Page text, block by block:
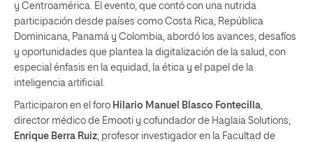
y Centroamérica. El evento, que contó con una nutrida
participación desde países como Costa Rica, República
Dominicana, Panamá y Colombia, abordó los avances, desafíos
y oportunidades que plantea la digitalización de la salud, con
especial énfasis en la equidad, la ética y el papel de la
inteligencia artificial.
Participaron en el foro Hilario Manuel Blasco Fontecilla
director médico de Emooti y cofundador de Haglaia Solutions;
Enrique Berra Ruiz , profesor investigador en la Facultad de